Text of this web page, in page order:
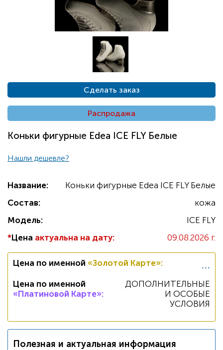
Сделать заказ
Распродажа
Коньки фигурные Edea ICE FLY Белые
Нашли дешевле?
Название:
Коньки фигурные Edea ICE FLY Белые
Состав:
кожа
Модель:
ICE FLY
*Цена актуальна на дату: 09.08.2026 г.
Цена по именной «Золотой Карте»: ...
Цена по именной
«Платиновой Карте»:
ДОПОЛНИТЕЛЬНЫЕ
И ОСОБЫЕ
УСЛОВИЯ
Полезная и актуальная информация